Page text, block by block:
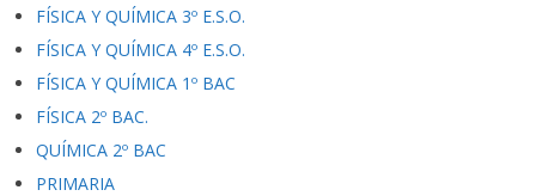
FÍSICA Y QUÍMICA 3º E.S.O.
FÍSICA Y QUÍMICA 4º E.S.O.
FÍSICA Y QUÍMICA 1º BAC
FÍSICA 2º BAC.
QUÍMICA 2º BAC
PRIMARIA